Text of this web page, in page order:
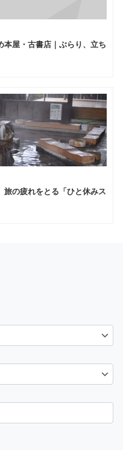
本屋・古書店｜ぶらり、立ち
旅の疲れをとる「ひと休みス